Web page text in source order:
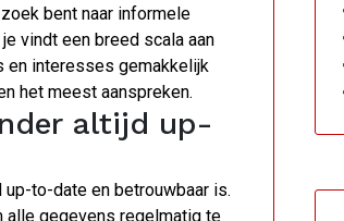
bent naar informele
vindt een breed scala aan
en interesses gemakkelijk
het meest aanspreken.
altijd up-
to-date en betrouwbaar is.
alle gegevens regelmatig te